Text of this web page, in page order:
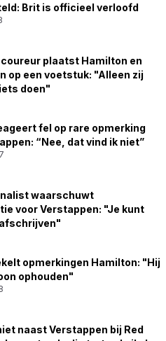
Brit is officieel verloofd
plaatst Hamilton en
op een voetstuk: "Alleen zij
doen"
fel op rare opmerking
“Nee, dat vind ik niet”
waarschuwt
voor Verstappen: "Je kunt
opmerkingen Hamilton: "Hij
ophouden"
naast Verstappen bij Red